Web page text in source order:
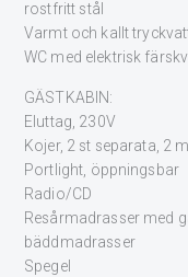
rostfritt stål
Varmt och kallt
WC med elektrisk
GÄSTKABIN:
Eluttag, 230V
Kojer, 2 st separata, 2
Portlight, öppningsbar
Radio/CD
Resårmadrasser med
bäddmadrasser
Spegel